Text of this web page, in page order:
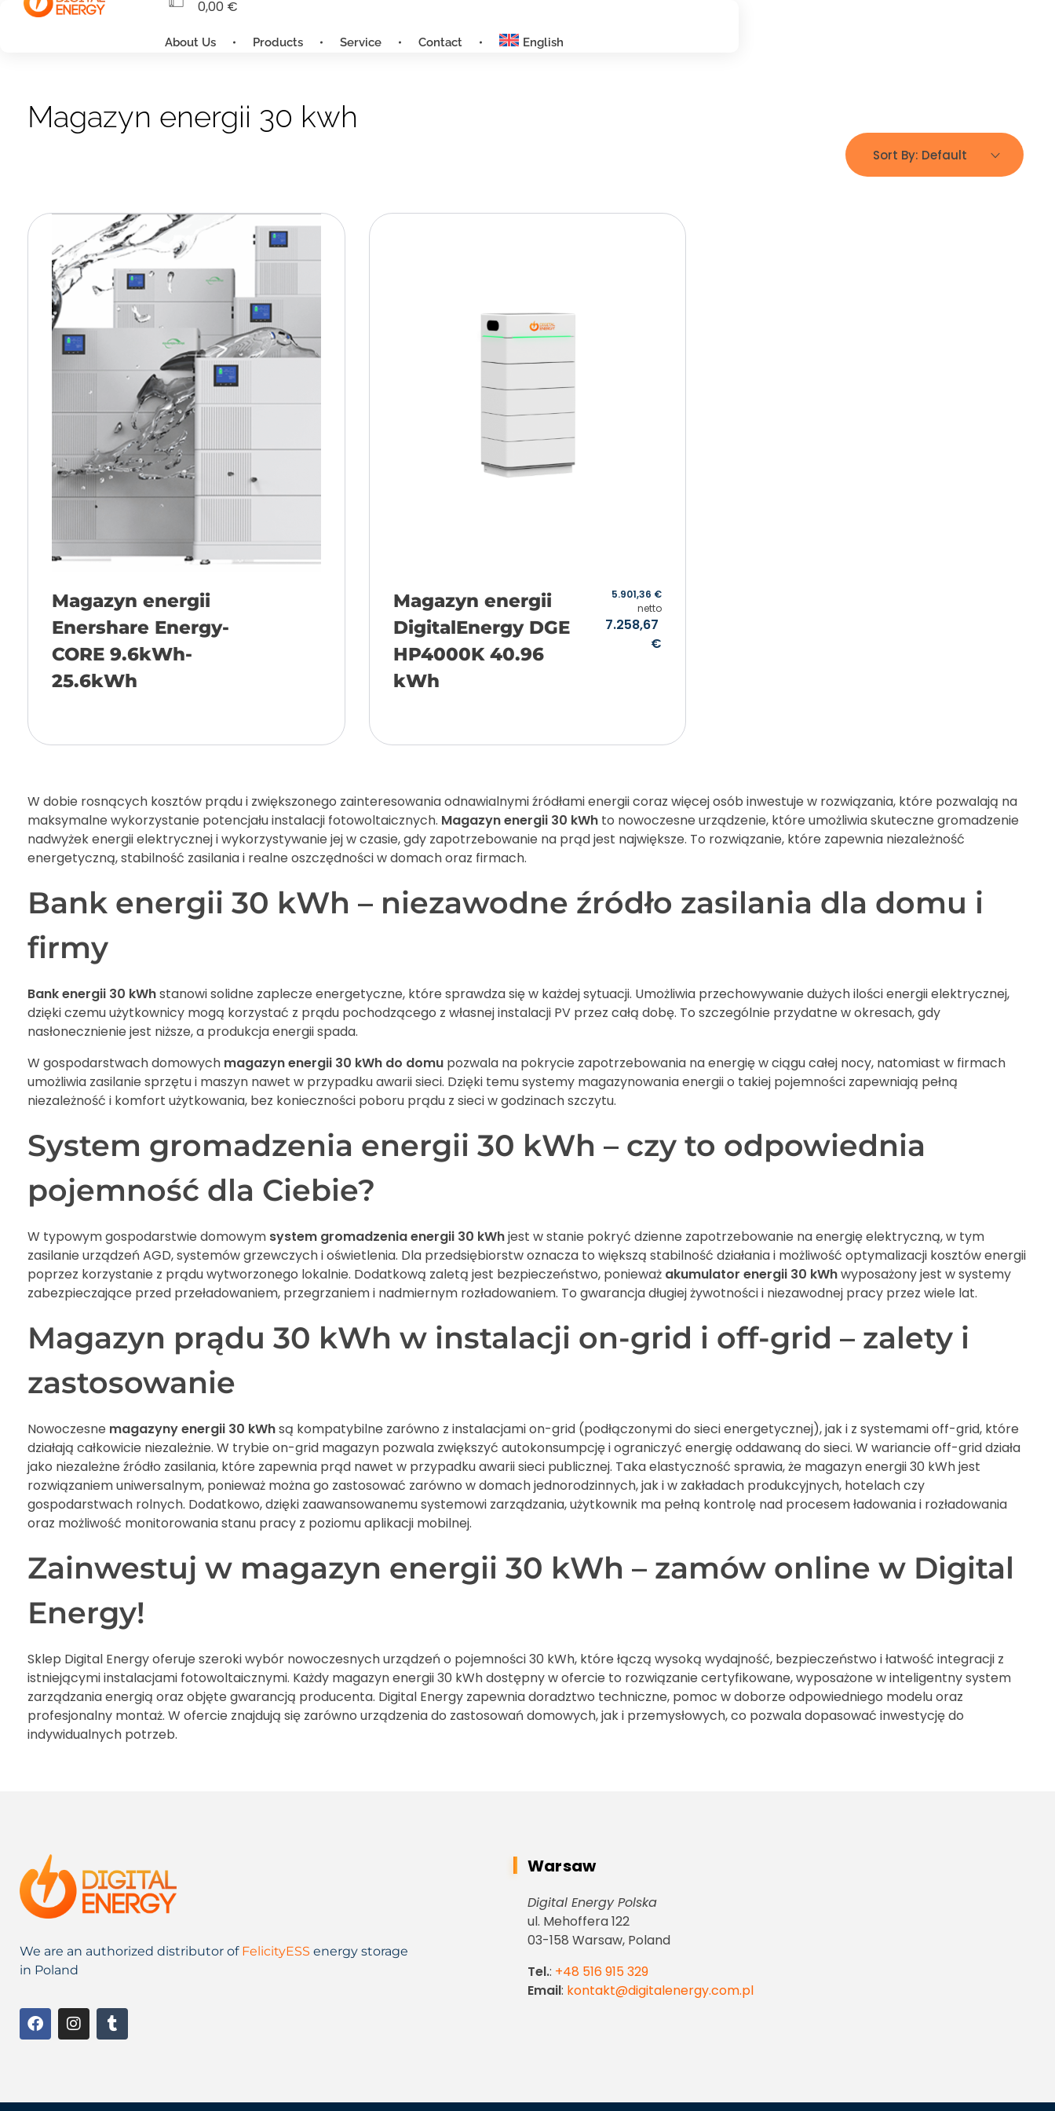
0,00 €
About Us Products Service Contact English
Magazyn energii 30 kwh
Sort By: Default
Magazyn energii
Enershare Energy-
CORE 9.6kWh-
25.6kWh
Magazyn energii
DigitalEnergy DGE
HP4000K 40.96
kWh
7.258,67
€
5.901,36 €
netto
W dobie rosnących kosztów prądu i zwiększonego zainteresowania odnawialnymi źródłami energii coraz więcej osób inwestuje w rozwiązania, które pozwalają na
maksymalne wykorzystanie potencjału instalacji fotowoltaicznych. Magazyn energii 30 kWh to nowoczesne urządzenie, które umożliwia skuteczne gromadzenie
nadwyżek energii elektrycznej i wykorzystywanie jej w czasie, gdy zapotrzebowanie na prąd jest największe. To rozwiązanie, które zapewnia niezależność
energetyczną, stabilność zasilania i realne oszczędności w domach oraz firmach.
Bank energii 30 kWh – niezawodne źródło zasilania dla domu i
firmy
Bank energii 30 kWhstanowi solidne zaplecze energetyczne, które sprawdza się w każdej sytuacji. Umożliwia przechowywanie dużych ilości energii elektrycznej,
dzięki czemu użytkownicy mogą korzystać z prądu pochodzącego z własnej instalacji PV przez całą dobę. To szczególnie przydatne w okresach, gdy
nasłonecznienie jest niższe, a produkcja energii spada.
W gospodarstwach domowych magazyn energii 30 kWh do domu pozwala na pokrycie zapotrzebowania na energię w ciągu całej nocy, natomiast w firmach
umożliwia zasilanie sprzętu i maszyn nawet w przypadku awarii sieci. Dzięki temu systemy magazynowania energii o takiej pojemności zapewniają pełną
niezależność i komfort użytkowania, bez konieczności poboru prądu z sieci w godzinach szczytu.
System gromadzenia energii 30 kWh – czy to odpowiednia
pojemność dla Ciebie?
W typowym gospodarstwie domowym system gromadzenia energii 30 kWhjest w stanie pokryć dzienne zapotrzebowanie na energię elektryczną, w tym
zasilanie urządzeń AGD, systemów grzewczych i oświetlenia. Dla przedsiębiorstw oznacza to większą stabilność działania i możliwość optymalizacji kosztów energii
poprzez korzystanie z prądu wytworzonego lokalnie. Dodatkową zaletą jest bezpieczeństwo, ponieważ akumulator energii 30 kWhwyposażony jest w systemy
zabezpieczające przed przeładowaniem, przegrzaniem i nadmiernym rozładowaniem. To gwarancja długiej żywotności i niezawodnej pracy przez wiele lat.
Magazyn prądu 30 kWh w instalacji on-grid i off-grid – zalety i
zastosowanie
Nowoczesne magazyny energii 30 kWhsą kompatybilne zarówno z instalacjami on-grid (podłączonymi do sieci energetycznej), jak i z systemami off-grid, które
działają całkowicie niezależnie. W trybie on-grid magazyn pozwala zwiększyć autokonsumpcję i ograniczyć energię oddawaną do sieci. W wariancie off-grid działa
jako niezależne źródło zasilania, które zapewnia prąd nawet w przypadku awarii sieci publicznej. Taka elastyczność sprawia, że magazyn energii 30 kWh jest
rozwiązaniem uniwersalnym, ponieważ można go zastosować zarówno w domach jednorodzinnych, jak i w zakładach produkcyjnych, hotelach czy
gospodarstwach rolnych. Dodatkowo, dzięki zaawansowanemu systemowi zarządzania, użytkownik ma pełną kontrolę nad procesem ładowania i rozładowania
oraz możliwość monitorowania stanu pracy z poziomu aplikacji mobilnej.
Zainwestuj w magazyn energii 30 kWh – zamów online w Digital
Energy!
Sklep Digital Energy oferuje szeroki wybór nowoczesnych urządzeń o pojemności 30 kWh, które łączą wysoką wydajność, bezpieczeństwo i łatwość integracji z
istniejącymi instalacjami fotowoltaicznymi. Każdy magazyn energii 30 kWh dostępny w ofercie to rozwiązanie certyfikowane, wyposażone w inteligentny system
zarządzania energią oraz objęte gwarancją producenta. Digital Energy zapewnia doradztwo techniczne, pomoc w doborze odpowiedniego modelu oraz
profesjonalny montaż. W ofercie znajdują się zarówno urządzenia do zastosowań domowych, jak i przemysłowych, co pozwala dopasować inwestycję do
indywidualnych potrzeb.
We are an authorized distributor of FelicityESS energy storage
in Poland
Warsaw
Digital Energy Polska
ul. Mehoffera 122
03-158 Warsaw, Poland
Tel.: +48 516 915 329
Email: kontakt@digitalenergy.com.pl